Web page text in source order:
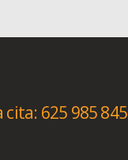
cita: 625 985 845